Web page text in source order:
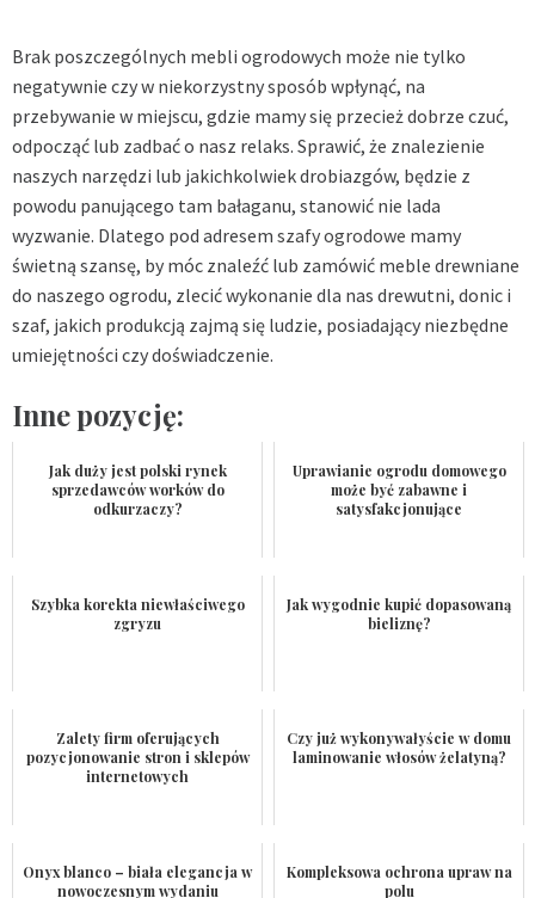
Brak poszczególnych mebli ogrodowych może nie tylko
negatywnie czy w niekorzystny sposób wpłynąć, na
przebywanie w miejscu, gdzie mamy się przecież dobrze czuć,
odpocząć lub zadbać o nasz relaks. Sprawić, że znalezienie
naszych narzędzi lub jakichkolwiek drobiazgów, będzie z
powodu panującego tam bałaganu, stanowić nie lada
wyzwanie. Dlatego pod adresem szafy ogrodowe mamy
świetną szansę, by móc znaleźć lub zamówić meble drewniane
do naszego ogrodu, zlecić wykonanie dla nas drewutni, donic i
szaf, jakich produkcją zajmą się ludzie, posiadający niezbędne
umiejętności czy doświadczenie.
Inne pozycję:
Jak duży jest polski rynek
sprzedawców worków do
odkurzaczy?
Uprawianie ogrodu domowego
może być zabawne i
satysfakcjonujące
Szybka korekta niewłaściwego
zgryzu
Jak wygodnie kupić dopasowaną
bieliznę?
Zalety firm oferujących
pozycjonowanie stron i sklepów
internetowych
Czy już wykonywałyście w domu
laminowanie włosów żelatyną?
Onyx blanco – biała elegancja w
nowoczesnym wydaniu
Kompleksowa ochrona upraw na
polu